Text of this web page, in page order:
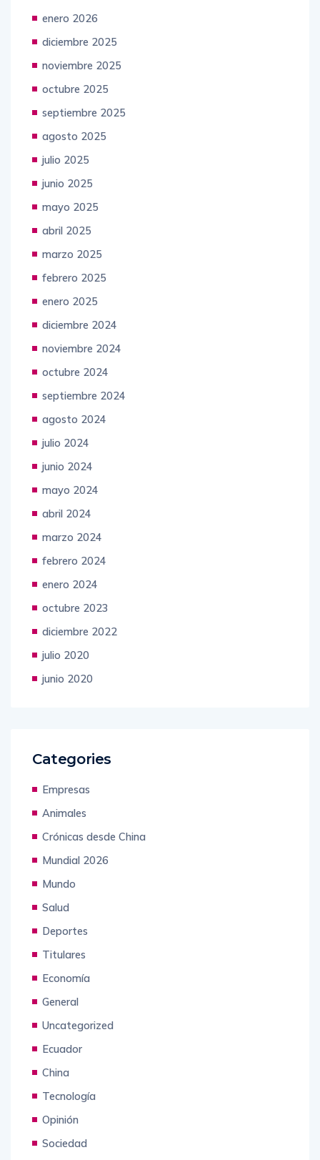
enero 2026
diciembre 2025
noviembre 2025
octubre 2025
septiembre 2025
agosto 2025
julio 2025
junio 2025
mayo 2025
abril 2025
marzo 2025
febrero 2025
enero 2025
diciembre 2024
noviembre 2024
octubre 2024
septiembre 2024
agosto 2024
julio 2024
junio 2024
mayo 2024
abril 2024
marzo 2024
febrero 2024
enero 2024
octubre 2023
diciembre 2022
julio 2020
junio 2020
Categories
Empresas
Animales
Crónicas desde China
Mundial 2026
Mundo
Salud
Deportes
Titulares
Economía
General
Uncategorized
Ecuador
China
Tecnología
Opinión
Sociedad